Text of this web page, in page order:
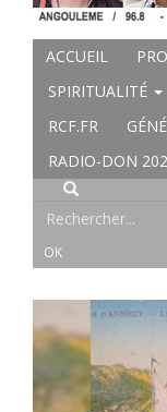
ACCUEIL
SPIRITUALITÉ
RCF.FR
RADIO-DON